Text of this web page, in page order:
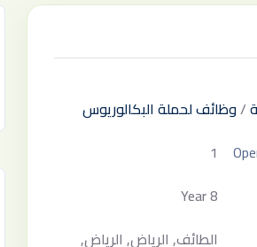
/وظائف لحملة البكالوريوس
1
8 Year
الطائف, الرياض, الرياض,